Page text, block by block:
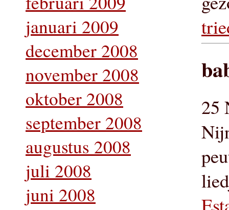
januari 2009
december 2008
november 2008
oktober 2008
september 2008
augustus 2008
juli 2008
juni 2008
25